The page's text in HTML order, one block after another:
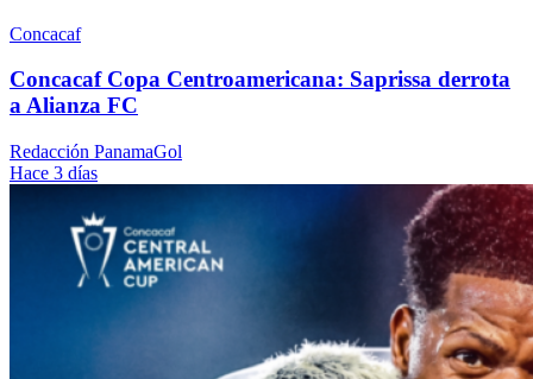
Concacaf
Concacaf Copa Centroamericana: Saprissa derrota
a Alianza FC
Redacción PanamaGol
Hace 3 días